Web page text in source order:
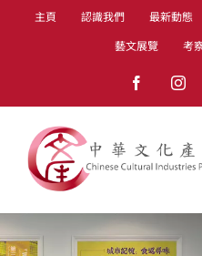
主頁 認識我們 最新動態
藝文展覽
考
Facebook